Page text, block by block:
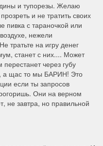
и тупорезы. Желаю
и не тратить своих
пивка с тараночкой или
нежели
тратьте на игру денег
станет с них.... Может
через губу
а щас то мы БАРИН! Это
если ты запросов
Они на верном
не завтра, но правильной